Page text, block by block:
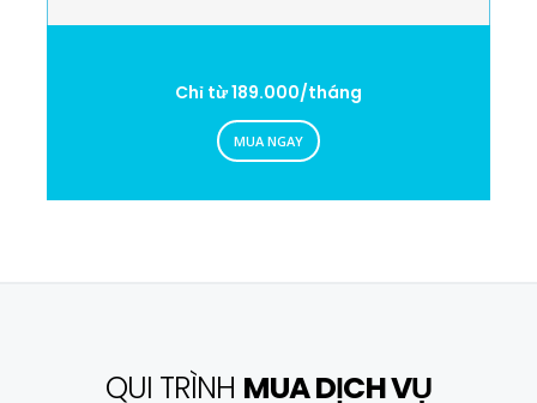
Chỉ từ 189.000/tháng
MUA NGAY
QUI TRÌNH MUA DỊCH VỤ